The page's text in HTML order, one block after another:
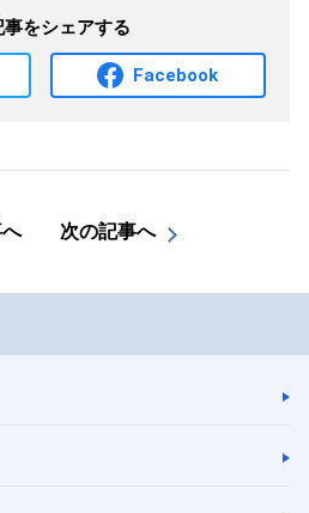
事をシェアする
Facebook
次の記事へ